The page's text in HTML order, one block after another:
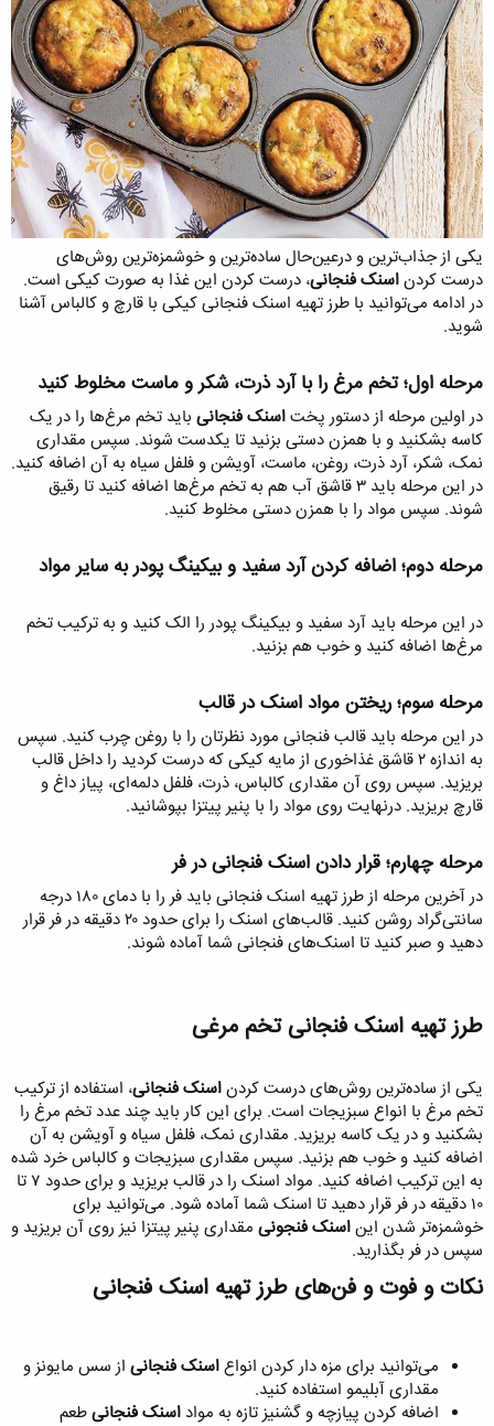
یکی از جذاب‌ترین و درعین‌حال ساده‌ترین و خوشمزه‌ترین روش‌های
درست کردناسنک فنجانی، درست کردن این غذا به صورت کیکی است.
در ادامه می‌توانید با طرز تهیه اسنک فنجانی کیکی با قارچ و کالباس آشنا
شوید.
مرحله اول؛ تخم مرغ را با آرد ذرت، شکر و ماست مخلوط کنید​
در اولین مرحله از دستور پختاسنک فنجانی باید تخم مرغ‌ها را در یک
کاسه بشکنید و با همزن دستی بزنید تا یکدست شوند. سپس مقداری
نمک، شکر، آرد ذرت، روغن، ماست، آویشن و فلفل سیاه به آن اضافه کنید.
در این مرحله باید ۳ قاشق آب هم به تخم مرغ‌ها اضافه کنید تا رقیق
شوند. سپس مواد را با همزن دستی مخلوط کنید.
مرحله دوم؛ اضافه کردن آرد سفید و بیکینگ پودر به سایر مواد​
در این مرحله باید آرد سفید و بیکینگ پودر را الک کنید و به ترکیب تخم
مرغ‌ها اضافه کنید و خوب هم بزنید.
مرحله سوم؛ ریختن مواد اسنک در قالب​
در این مرحله باید قالب فنجانی مورد نظرتان را با روغن چرب کنید. سپس
به اندازه ۲ قاشق غذاخوری از مایه کیکی که درست کردید را داخل قالب
بریزید. سپس روی آن مقداری کالباس، ذرت، فلفل دلمه‌ای، پیاز داغ و
قارچ بریزید. درنهایت روی مواد را با پنیر پیتزا بپوشانید.
مرحله چهارم؛ قرار دادن اسنک فنجانی در فر​
در آخرین مرحله از طرز تهیه اسنک فنجانی باید فر را با دمای ۱۸۰ درجه
سانتی‌گراد روشن کنید. قالب‌های اسنک را برای حدود ۲۰ دقیقه در فر قرار
دهید و صبر کنید تا اسنک‌های فنجانی شما آماده شوند.
طرز تهیه اسنک فنجانی تخم مرغی​
یکی از ساده‌ترین روش‌های درست کردناسنک فنجانی، استفاده از ترکیب
تخم مرغ با انواع سبزیجات است. برای این کار باید چند عدد تخم مرغ را
بشکنید و در یک کاسه بریزید. مقداری نمک، فلفل سیاه و آویشن به آن
اضافه کنید و خوب هم بزنید. سپس مقداری سبزیجات و کالباس خرد شده
به این ترکیب اضافه کنید. مواد اسنک را در قالب بریزید و برای حدود ۷ تا
۱۰ دقیقه در فر قرار دهید تا اسنک شما آماده شود. می‌توانید برای
خوشمزه‌تر شدن ایناسنک فنجونی مقداری پنیر پیتزا نیز روی آن بریزید و
سپس در فر بگذارید.
نکات و فوت و فن‌های طرز تهیه اسنک فنجانی​
می‌توانید برای مزه دار کردن انواعاسنک فنجانی از سس مایونز و
مقداری آبلیمو استفاده کنید.
اضافه کردن پیازچه و گشنیز تازه به مواد اسنک فنجانیطعم